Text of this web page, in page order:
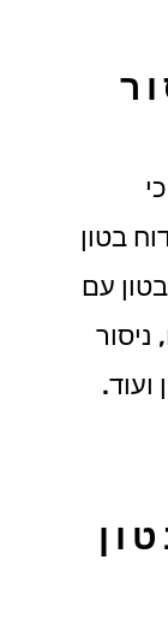
בטון
בטון עם
ניסור
ועוד.